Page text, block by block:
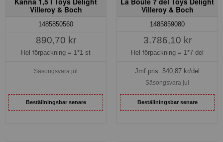
Villeroy & Boch
1485850560
890,70 kr
Hel förpackning = 1*1 st
Säsongsvara jul
Beställningsbar senare
Villeroy & Boch
1485859080
3.786,10 kr
Hel förpackning = 1*7 del
Jmf.pris: 540,87 kr/del
Säsongsvara jul
Beställningsbar senare